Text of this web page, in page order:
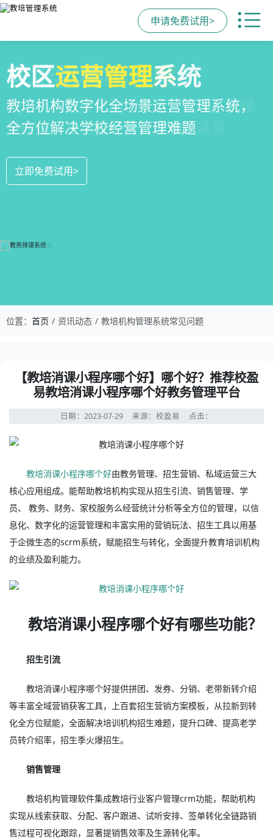
申请免费试用>
全场景招生方案
全场景招生方案+产品矩阵，帮助教育机
构低成本实现生源指数级增长
立即免费试用>
教培机构小程序
一部手机链接机构、学员、家长，管理
更便捷，互动零距离，体验更满意
立即免费试用>
校区运营管理系统
教培机构数字化全场景运营管理系统，
全方位解决学校经营管理难题
立即免费试用>
位置： 首页 资讯动态 教培机构管理系统常见问题
【教培消课小程序哪个好】哪个好？推荐校盈
易教培消课小程序哪个好教务管理平台
日期：2023-07-29 来源：校盈易 点击：
教培消课小程序哪个好由教务管理、招生营销、私域运营三大
核心应用组成。能帮助教培机构实现从招生引流、销售管理、学
员、 教务、财务、家校服务么经营统计分析等全方位的管理，以信
息化、数字化的运营管理和丰富实用的营销玩法、招生工具以用基
于企微生态的scrm系统，赋能招生与转化，全面提升教育培训机构
的业绩及盈利能力。
教培消课小程序哪个好有哪些功能？
招生引流
教培消课小程序哪个好提供拼团、发券、分销、老带新转介绍
等丰富全域营销获客工具，上百套招生营销方案模板，从拉新到转
化全方位赋能，全面解决培训机构招生难题，提升口碑、提高老学
员转介绍率，招生季火爆招生。
销售管理
教培机构管理软件集成教培行业客户管理crm功能，帮助机构
实现从线索获取、分配、客户跟进、试听安排、签单转化全链路销
售过程可视化跟踪，显著提销售效率及生源转化率。